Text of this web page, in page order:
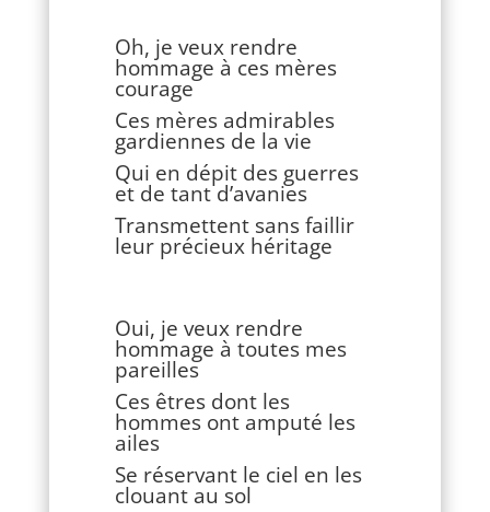
Oh, je veux rendre
hommage à ces mères
courage
Ces mères admirables
gardiennes de la vie
Qui en dépit des guerres
et de tant d’avanies
Transmettent sans faillir
leur précieux héritage
Oui, je veux rendre
hommage à toutes mes
pareilles
Ces êtres dont les
hommes ont amputé les
ailes
Se réservant le ciel en les
clouant au sol